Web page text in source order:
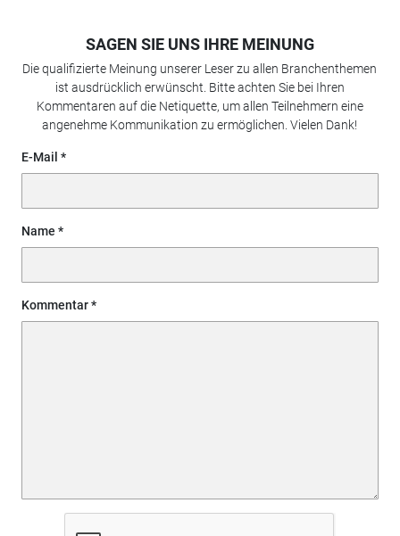
SAGEN SIE UNS IHRE MEINUNG
Die qualifizierte Meinung unserer Leser zu allen Branchenthemen
ist ausdrücklich erwünscht. Bitte achten Sie bei Ihren
Kommentaren auf die Netiquette, um allen Teilnehmern eine
angenehme Kommunikation zu ermöglichen. Vielen Dank!
E-Mail
Name
Kommentar